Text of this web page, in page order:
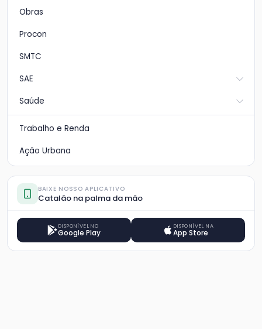
Obras
Procon
SMTC
SAE
Saúde
Trabalho e Renda
Ação Urbana
BAIXE NOSSO APLICATIVO
Catalão na palma da mão
DISPONÍVEL NO
Google Play
DISPONÍVEL NA
App Store